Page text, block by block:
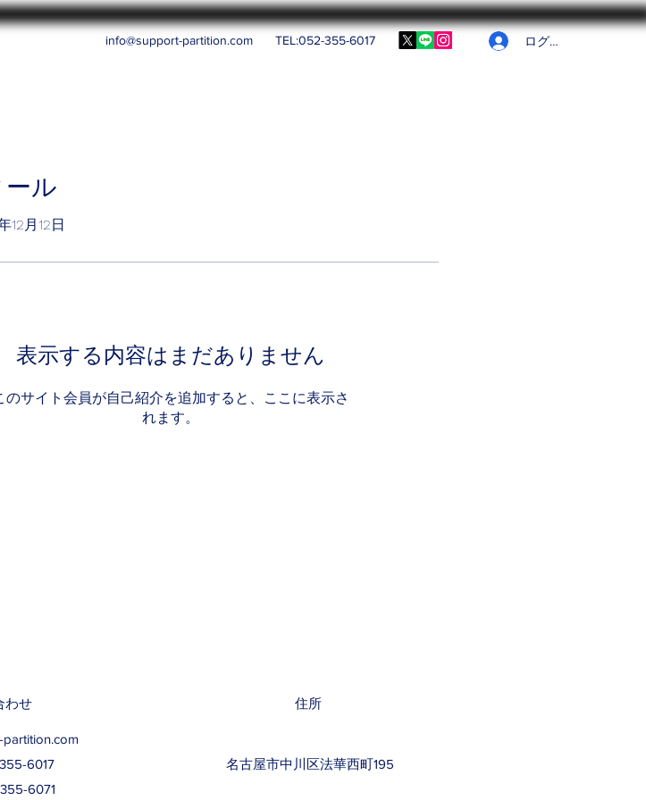
info@support-partition.com TEL:052-355-6017 ログイン
ル
12月12日
表示する内容はまだありません
のサイト会員が自己紹介を追加すると、ここに表示さ
れます。
support
わせ
6017
6071
住所
名古屋市中川区法華西町195